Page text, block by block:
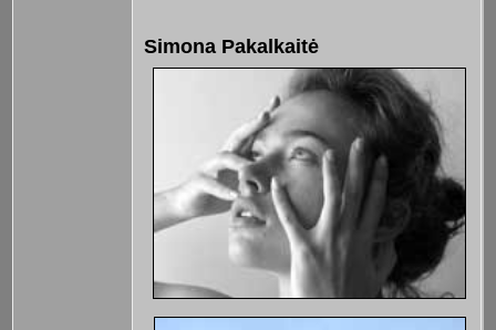
Simona Pakalkaitė